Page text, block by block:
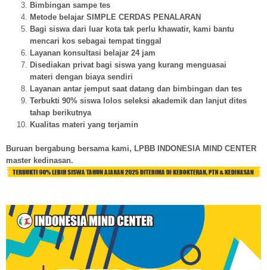
Bimbingan sampe tes
Metode belajar SIMPLE CERDAS PENALARAN
Bagi siswa dari luar kota tak perlu khawatir, kami bantu
mencari kos sebagai tempat tinggal
Layanan konsultasi belajar 24 jam
Disediakan privat bagi siswa yang kurang menguasai
materi dengan biaya sendiri
Layanan antar jemput saat datang dan bimbingan dan tes
Terbukti 90% siswa lolos seleksi akademik dan lanjut dites
tahap berikutnya
Kualitas materi yang terjamin
Buruan bergabung bersama kami, LPBB INDONESIA MIND CENTER
master kedinasan.